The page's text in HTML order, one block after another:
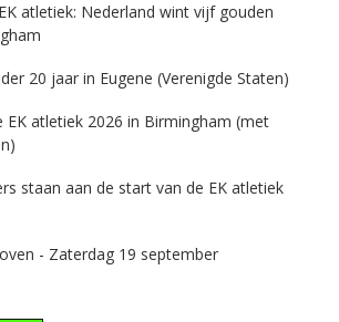
atletiek: Nederland wint vijf gouden
20 jaar in Eugene (Verenigde Staten)
EK atletiek 2026 in Birmingham (met
staan aan de start van de EK atletiek
- Zaterdag 19 september